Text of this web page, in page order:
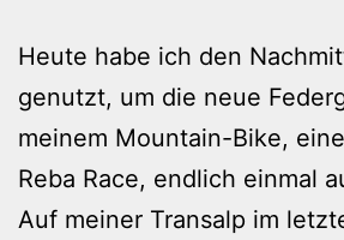
Heute habe ich den
genutzt, um die neue
meinem Mountain-Bike,
Reba Race, endlich einmal
Auf meiner Transalp im